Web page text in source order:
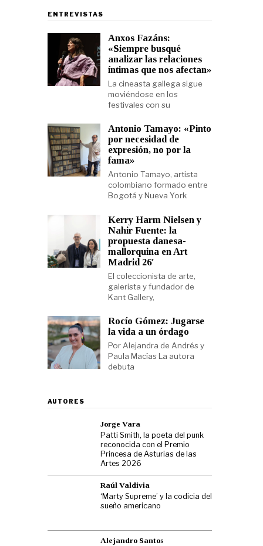
ENTREVISTAS
Anxos Fazáns:
«Siempre busqué
analizar las relaciones
íntimas que nos afectan»
La cineasta gallega sigue
moviéndose en los
festivales con su
Antonio Tamayo: «Pinto
por necesidad de
expresión, no por la
fama»
Antonio Tamayo, artista
colombiano formado entre
Bogotá y Nueva York
Kerry Harm Nielsen y
Nahir Fuente: la
propuesta danesa-
mallorquina en Art
Madrid 26′
El coleccionista de arte,
galerista y fundador de
Kant Gallery,
Rocío Gómez: Jugarse
la vida a un órdago
Por Alejandra de Andrés y
Paula Macías La autora
debuta
AUTORES
Jorge Vara
Patti Smith, la poeta del punk
reconocida con el Premio
Princesa de Asturias de las
Artes 2026
Raúl Valdivia
‘Marty Supreme’ y la codicia del
sueño americano
Alejandro Santos